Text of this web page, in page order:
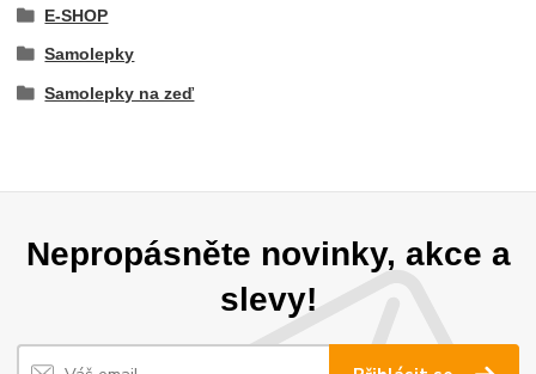
E-SHOP
Samolepky
Samolepky na zeď
Nepropásněte novinky, akce a
slevy!